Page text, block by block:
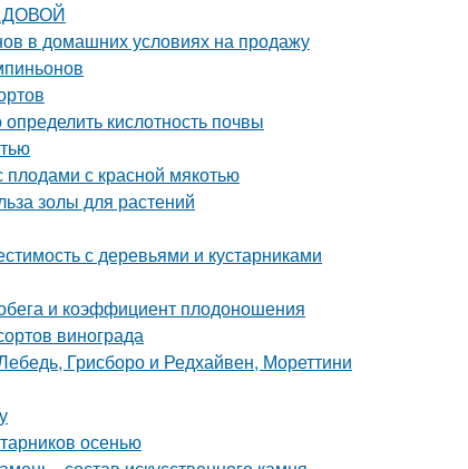
в домашних условиях на продажу
кислотность почвы
с красной мякотью
золы для растений
с деревьями и кустарниками
и коэффициент плодоношения
винограда
Грисборо и Редхайвен, Мореттини
осенью